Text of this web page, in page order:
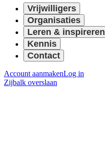
Vrijwilligers
Organisaties
Leren & inspireren
Kennis
Contact
Account aanmakenLog in
Zijbalk overslaan